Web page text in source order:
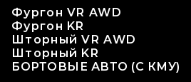
Фургон VR AWD
Фургон KR
Шторный VR AWD
Шторный KR
БОРТОВЫЕ АВТО (С КМУ)